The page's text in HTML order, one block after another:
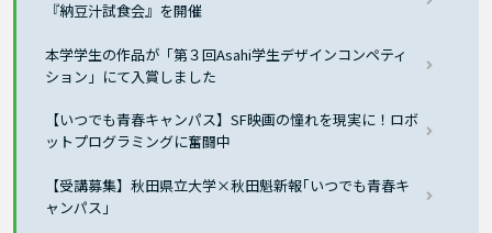
『納豆汁試食会』を開催
本学学生の作品が「第３回Asahi学生デザインコンペティ
ション」にて入賞しました
【いつでも青春キャンパス】SF映画の憧れを現実に！ロボ
ットプログラミングに奮闘中
【受講募集】秋田県立大学×秋田魁新報｢いつでも青春キ
ャンパス｣